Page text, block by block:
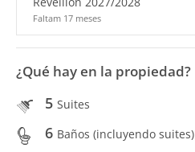
Faltam 17 meses
¿Qué hay en la propiedad?
5 Suites
6 Baños (incluyendo suites)